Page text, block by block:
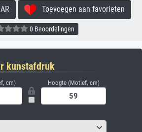
Toevoegen aan favorieten
0 Beoordelingen
kunstafdruk
cm) Hoogte (Motief, cm)